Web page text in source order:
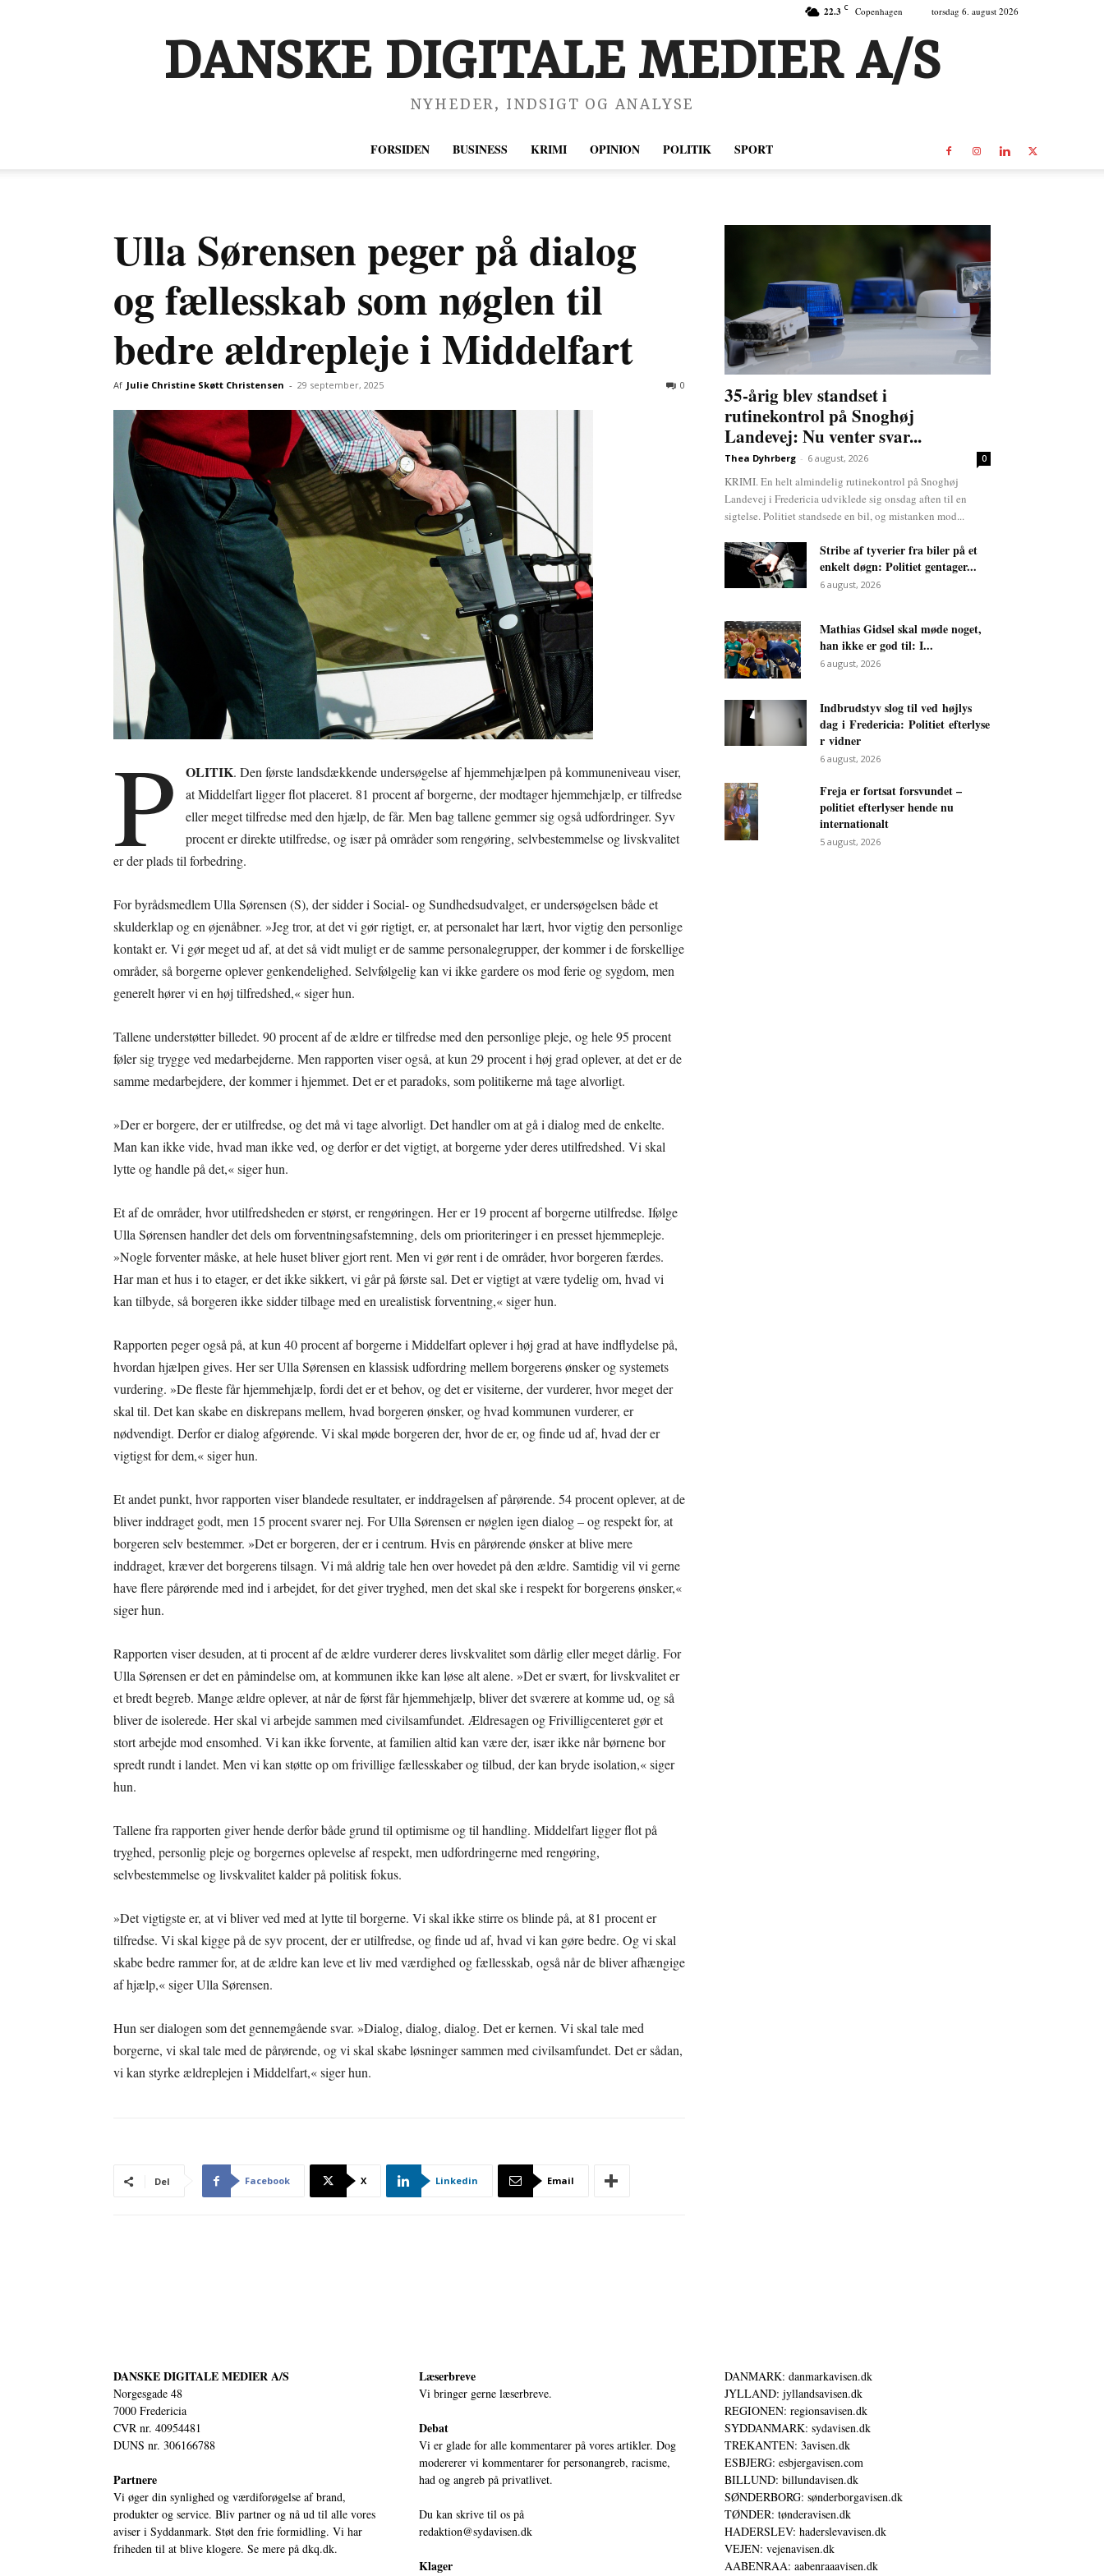
22.3 C Copenhagen torsdag 6. august 2026
DANSKE DIGITALE MEDIER A/S
NYHEDER, INDSIGT OG ANALYSE
FORSIDEN BUSINESS KRIMI OPINION POLITIK SPORT
Ulla Sørensen peger på dialog
og fællesskab som nøglen til
bedre ældrepleje i Middelfart
Af Julie Christine Skøtt Christensen - 29 september, 2025 0
P OLITIK. Den første landsdækkende undersøgelse af hjemmehjælpen på kommuneniveau viser,
at Middelfart ligger flot placeret. 81 procent af borgerne, der modtager hjemmehjælp, er tilfredse
eller meget tilfredse med den hjælp, de får. Men bag tallene gemmer sig også udfordringer. Syv
procent er direkte utilfredse, og især på områder som rengøring, selvbestemmelse og livskvalitet
er der plads til forbedring.
For byrådsmedlem Ulla Sørensen (S), der sidder i Social- og Sundhedsudvalget, er undersøgelsen både et
skulderklap og en øjenåbner. »Jeg tror, at det vi gør rigtigt, er, at personalet har lært, hvor vigtig den personlige
kontakt er. Vi gør meget ud af, at det så vidt muligt er de samme personalegrupper, der kommer i de forskellige
områder, så borgerne oplever genkendelighed. Selvfølgelig kan vi ikke gardere os mod ferie og sygdom, men
generelt hører vi en høj tilfredshed,« siger hun.
Tallene understøtter billedet. 90 procent af de ældre er tilfredse med den personlige pleje, og hele 95 procent
føler sig trygge ved medarbejderne. Men rapporten viser også, at kun 29 procent i høj grad oplever, at det er de
samme medarbejdere, der kommer i hjemmet. Det er et paradoks, som politikerne må tage alvorligt.
»Der er borgere, der er utilfredse, og det må vi tage alvorligt. Det handler om at gå i dialog med de enkelte.
Man kan ikke vide, hvad man ikke ved, og derfor er det vigtigt, at borgerne yder deres utilfredshed. Vi skal
lytte og handle på det,« siger hun.
Et af de områder, hvor utilfredsheden er størst, er rengøringen. Her er 19 procent af borgerne utilfredse. Ifølge
Ulla Sørensen handler det dels om forventningsafstemning, dels om prioriteringer i en presset hjemmepleje.
»Nogle forventer måske, at hele huset bliver gjort rent. Men vi gør rent i de områder, hvor borgeren færdes.
Har man et hus i to etager, er det ikke sikkert, vi går på første sal. Det er vigtigt at være tydelig om, hvad vi
kan tilbyde, så borgeren ikke sidder tilbage med en urealistisk forventning,« siger hun.
Rapporten peger også på, at kun 40 procent af borgerne i Middelfart oplever i høj grad at have indflydelse på,
hvordan hjælpen gives. Her ser Ulla Sørensen en klassisk udfordring mellem borgerens ønsker og systemets
vurdering. »De fleste får hjemmehjælp, fordi det er et behov, og det er visiterne, der vurderer, hvor meget der
skal til. Det kan skabe en diskrepans mellem, hvad borgeren ønsker, og hvad kommunen vurderer, er
nødvendigt. Derfor er dialog afgørende. Vi skal møde borgeren der, hvor de er, og finde ud af, hvad der er
vigtigst for dem,« siger hun.
Et andet punkt, hvor rapporten viser blandede resultater, er inddragelsen af pårørende. 54 procent oplever, at de
bliver inddraget godt, men 15 procent svarer nej. For Ulla Sørensen er nøglen igen dialog – og respekt for, at
borgeren selv bestemmer. »Det er borgeren, der er i centrum. Hvis en pårørende ønsker at blive mere
inddraget, kræver det borgerens tilsagn. Vi må aldrig tale hen over hovedet på den ældre. Samtidig vil vi gerne
have flere pårørende med ind i arbejdet, for det giver tryghed, men det skal ske i respekt for borgerens ønsker,«
siger hun.
Rapporten viser desuden, at ti procent af de ældre vurderer deres livskvalitet som dårlig eller meget dårlig. For
Ulla Sørensen er det en påmindelse om, at kommunen ikke kan løse alt alene. »Det er svært, for livskvalitet er
et bredt begreb. Mange ældre oplever, at når de først får hjemmehjælp, bliver det sværere at komme ud, og så
bliver de isolerede. Her skal vi arbejde sammen med civilsamfundet. Ældresagen og Frivilligcenteret gør et
stort arbejde mod ensomhed. Vi kan ikke forvente, at familien altid kan være der, især ikke når børnene bor
spredt rundt i landet. Men vi kan støtte op om frivillige fællesskaber og tilbud, der kan bryde isolation,« siger
hun.
Tallene fra rapporten giver hende derfor både grund til optimisme og til handling. Middelfart ligger flot på
tryghed, personlig pleje og borgernes oplevelse af respekt, men udfordringerne med rengøring,
selvbestemmelse og livskvalitet kalder på politisk fokus.
»Det vigtigste er, at vi bliver ved med at lytte til borgerne. Vi skal ikke stirre os blinde på, at 81 procent er
tilfredse. Vi skal kigge på de syv procent, der er utilfredse, og finde ud af, hvad vi kan gøre bedre. Og vi skal
skabe bedre rammer for, at de ældre kan leve et liv med værdighed og fællesskab, også når de bliver afhængige
af hjælp,« siger Ulla Sørensen.
Hun ser dialogen som det gennemgående svar. »Dialog, dialog, dialog. Det er kernen. Vi skal tale med
borgerne, vi skal tale med de pårørende, og vi skal skabe løsninger sammen med civilsamfundet. Det er sådan,
vi kan styrke ældreplejen i Middelfart,« siger hun.
Del Facebook X Linkedin Email
35-årig blev standset i
rutinekontrol på Snoghøj
Landevej: Nu venter svar...
Thea Dyhrberg - 6 august, 2026 0
KRIMI. En helt almindelig rutinekontrol på Snoghøj
Landevej i Fredericia udviklede sig onsdag aften til en
sigtelse. Politiet standsede en bil, og mistanken mod...
Stribe af tyverier fra biler på et
enkelt døgn: Politiet gentager...
6 august, 2026
Mathias Gidsel skal møde noget,
han ikke er god til: I...
6 august, 2026
Indbrudstyv slog til ved højlys
dag i Fredericia: Politiet efterlyse
r vidner
6 august, 2026
Freja er fortsat forsvundet –
politiet efterlyser hende nu
internationalt
5 august, 2026
DANSKE DIGITALE MEDIER A/S
Norgesgade 48
7000 Fredericia
CVR nr. 40954481
DUNS nr. 306166788
Partnere
Vi øger din synlighed og værdiforøgelse af brand,
produkter og service. Bliv partner og nå ud til alle vores
aviser i Syddanmark. Støt den frie formidling. Vi har
friheden til at blive klogere. Se mere på dkq.dk.
Læserbreve
Vi bringer gerne læserbreve.
Debat
Vi er glade for alle kommentarer på vores artikler. Dog
modererer vi kommentarer for personangreb, racisme,
had og angreb på privatlivet.
Du kan skrive til os på
redaktion@sydavisen.dk
Klager
DANMARK: danmarkavisen.dk
JYLLAND: jyllandsavisen.dk
REGIONEN: regionsavisen.dk
SYDDANMARK: sydavisen.dk
TREKANTEN: 3avisen.dk
ESBJERG: esbjergavisen.com
BILLUND: billundavisen.dk
SØNDERBORG: sønderborgavisen.dk
TØNDER: tønderavisen.dk
HADERSLEV: haderslevavisen.dk
VEJEN: vejenavisen.dk
AABENRAA: aabenraaavisen.dk